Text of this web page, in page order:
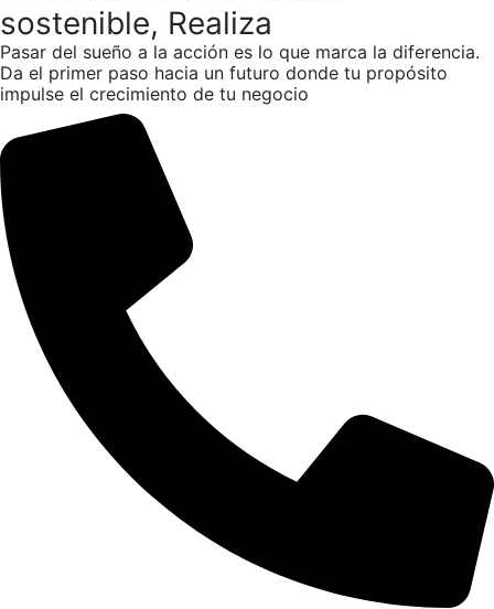
sostenible, Realiza
Pasar del sueño a la acción es lo que marca la diferencia.
Da el primer paso hacia un futuro donde tu propósito
impulse el crecimiento de tu negocio